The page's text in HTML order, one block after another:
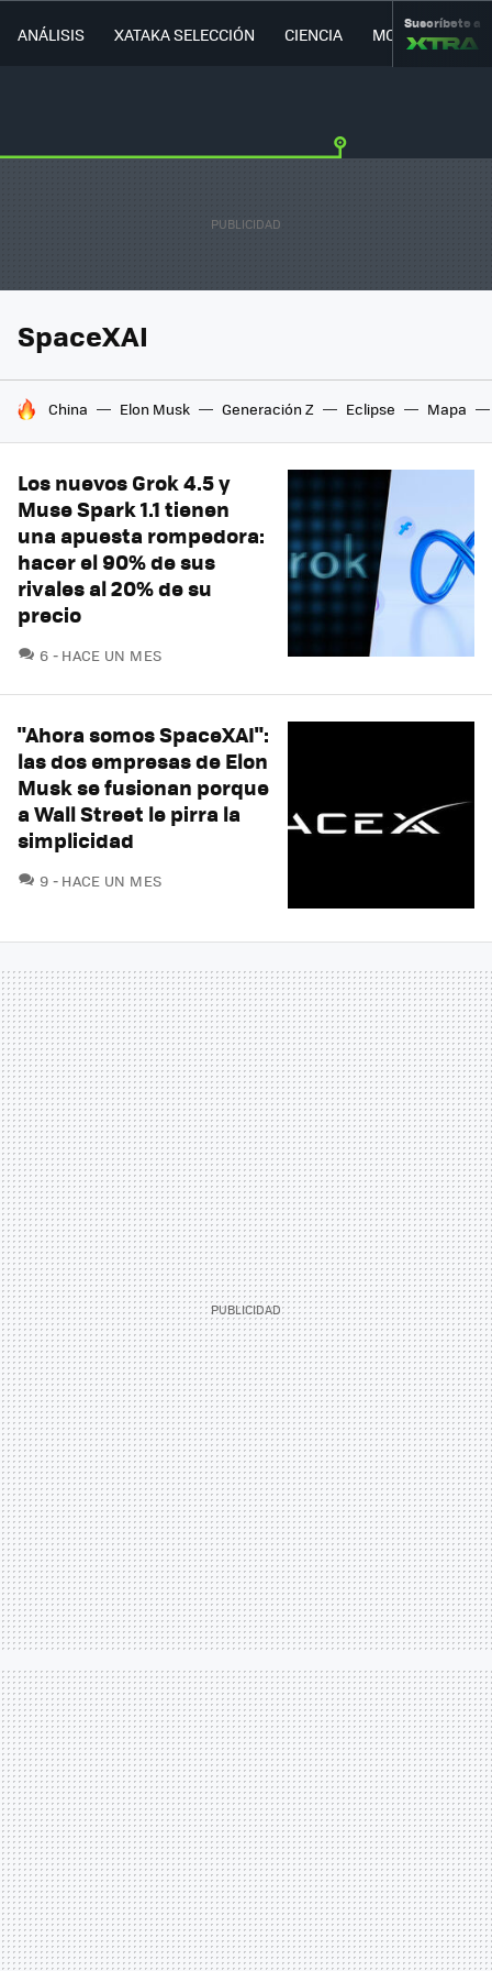
ANÁLISIS XATAKA SELECCIÓN CIENCIA MOVILIDAD
Suscríbete a
SpaceXAI
HOY SE HABLA DE
China Elon Musk Generación Z Eclipse Mapa
Los nuevos Grok 4.5 y
Muse Spark 1.1 tienen
una apuesta rompedora:
hacer el 90% de sus
rivales al 20% de su
precio
6 COMENTARIOS
HACE UN MES
"Ahora somos SpaceXAI":
las dos empresas de Elon
Musk se fusionan porque
a Wall Street le pirra la
simplicidad
9 COMENTARIOS
HACE UN MES